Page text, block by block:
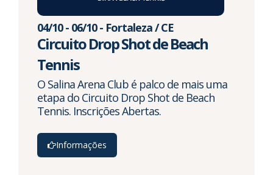
04/10 - 06/10 - Fortaleza / CE
Circuito Drop Shot de Beach
Tennis
O Salina Arena Club é palco de mais uma
etapa do Circuito Drop Shot de Beach
Tennis. Inscrições Abertas.
Informações